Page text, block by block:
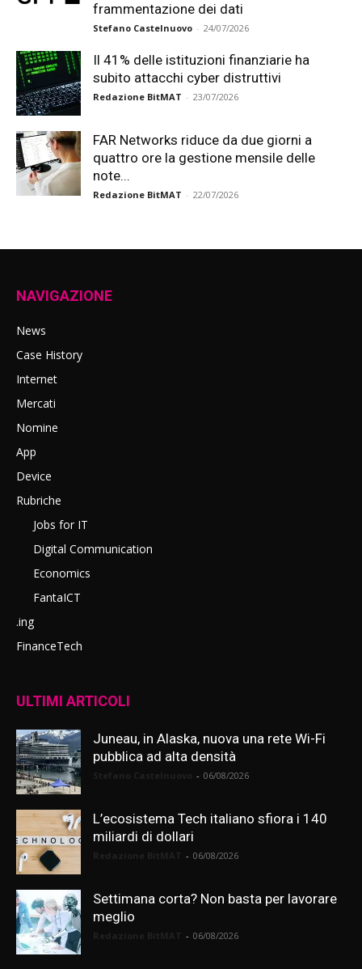
frammentazione dei dati
Stefano Castelnuovo - 24/07/2026
Il 41% delle istituzioni finanziarie ha
subito attacchi cyber distruttivi
Redazione BitMAT - 23/07/2026
FAR Networks riduce da due giorni a
quattro ore la gestione mensile delle
note...
Redazione BitMAT - 22/07/2026
NAVIGAZIONE
News
Case History
Internet
Mercati
Nomine
App
Device
Rubriche
Jobs for IT
Digital Communication
Economics
FantaICT
.ing
FinanceTech
ULTIMI ARTICOLI
Juneau, in Alaska, nuova una rete Wi-Fi
pubblica ad alta densità
- 06/08/2026
L’ecosistema Tech italiano sfiora i 140
miliardi di dollari
- 06/08/2026
Settimana corta? Non basta per lavorare
meglio
- 06/08/2026